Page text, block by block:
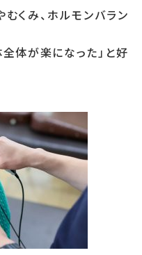
くみ、ホルモンバラン
体が楽になった」と好